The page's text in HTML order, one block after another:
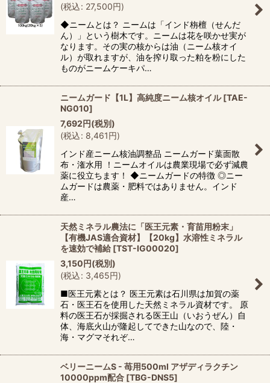
(税込: 27,500円)
◆ニームとは？ ニームは「インド栴檀（せんだ
ん）」という樹木です。ニームは花を咲かせ実が
なります。その実の核からは油（ニーム核オイ
ル）が取れますが、油を搾り取った粕を粉にした
ものがニームケーキパ…
ニームガード【1L】高純度ニーム核オイル [TAE-
NG010]
7,692円(税別)
(税込: 8,461円)
インド産ニーム核油調整品 ニームガード葉面散
布・潅水用 ！ニームオイルは農業現場で必ず減農
薬に役立ちます！ ◆ニームガードの特徴 ◎ニー
ムガードは農薬・肥料ではありません。インド
産…
天然ミネラル農法に「医王元素・育苗用粉末」
【有機JAS適合資材】【20kg】水溶性ミネラル
を速効で補給 [TST-IG00020]
3,150円(税別)
(税込: 3,465円)
■医王元素とは？ 医王元素は石川県は加賀の薬
石・医王石を使用した天然ミネラル資材です。 原
料の医王石が採掘される医王山（いおうぜん）自
体、海底火山が隆起してできた山なので、陸・
海・マグマそれぞ…
ベリーニームS - 苺用500ml アザディラクチン
10000ppm配合 [TBG-DNS5]